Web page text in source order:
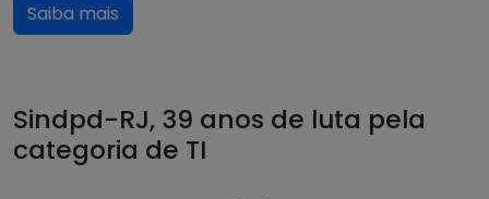
Saiba mais
Sindpd-RJ, 39 anos de luta pela
categoria de TI